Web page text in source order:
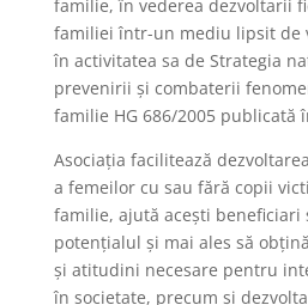
familie, în vederea dezvoltarii
familiei într-un mediu lipsit de
în activitatea sa de Strategia
prevenirii şi combaterii
familie HG 686/2005 publicată
Asociaţia facilitează
a femeilor cu sau fără copii
familie, ajută aceşti beneficiari
potenţialul şi mai ales să
şi atitudini necesare pentru
în societate, precum şi